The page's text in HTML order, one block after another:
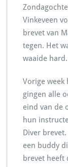
Vinkeveen
brevet van
tegen. Het
waaide hard.
Vorige week
gingen alle
eind van de
hun
Diver
een buddy
brevet heeft